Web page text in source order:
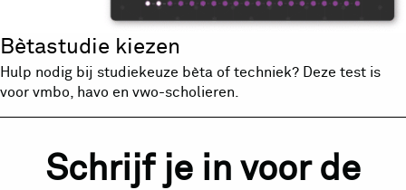
Bètastudie kiezen
Hulp nodig bij studiekeuze bèta of techniek? Deze test is
voor vmbo, havo en vwo-scholieren.
Schrijf je in voor de